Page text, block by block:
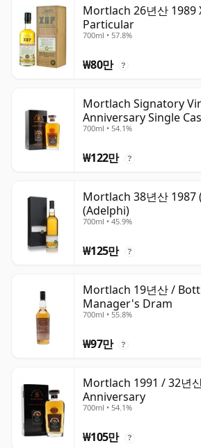
Mortlach 26년산 1989
Particular
700ml • 57.8%
₩80만 ?
Mortlach Signatory
Anniversary Single
산
700ml • 54.1%
₩122만 ?
Mortlach 38년산 1987
(Adelphi)
700ml • 45.9%
₩125만 ?
Mortlach 19년산 /
Manager's Dram
700ml • 55.8%
₩97만 ?
Mortlach 1991 / 32년
Anniversary
700ml • 54.1%
₩105만 ?